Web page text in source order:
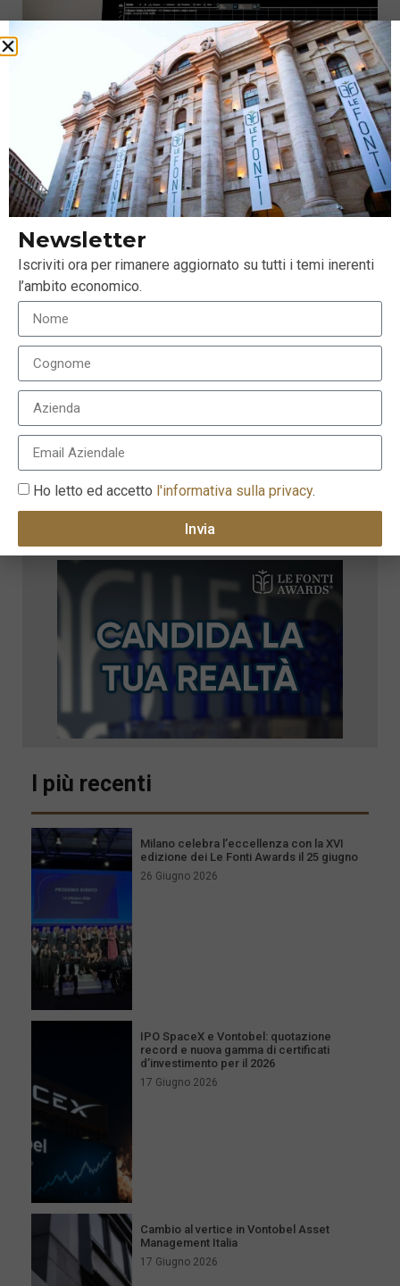
Perché investire oggi nell’high yield europeo
I più recenti
Milano celebra l’eccellenza con la XVI
edizione dei Le Fonti Awards il 25 giugno
26 Giugno 2026
IPO SpaceX e Vontobel: quotazione
record e nuova gamma di certificati
d’investimento per il 2026
17 Giugno 2026
Cambio al vertice in Vontobel Asset
Management Italia
17 Giugno 2026
Newsletter
Iscriviti ora per rimanere aggiornato su tutti i temi inerenti
l’ambito economico.
Ho letto ed accetto l'informativa sulla privacy.
Invia